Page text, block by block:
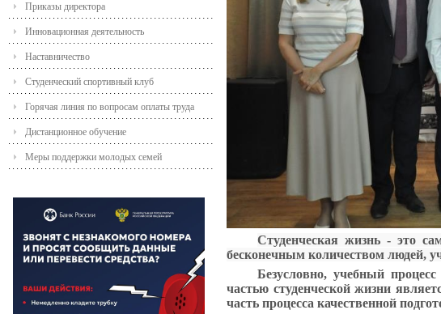
Приказы директора
Инновационная деятельность
Наставничество
Студенческий спортивный клуб
Горячая линия по вопросам оплаты труда
Дистанционное обучение
Меры поддержки молодых семей
Студенческая жизнь - это
бесконечным количеством людей,
Безусловно, учебный
частью студенческой жизни
часть процесса качественной